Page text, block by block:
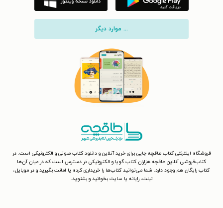
... موارد دیگر
فروشگاه اینترنتی کتاب طاقچه جایی برای خرید آنلاین و دانلود کتاب صوتی و الکترونیکی است. در
کتاب‌فروشی آنلاین طاقچه هزاران کتاب گویا و الکترونیکی در دسترس است که در میان آن‌ها
کتاب رایگان هم وجود دارد. شما می‌توانید کتاب‌ها را خریداری کرده یا امانت بگیرید و در موبایل،
تبلت، رایانه یا سایت بخوانید و بشنوید.